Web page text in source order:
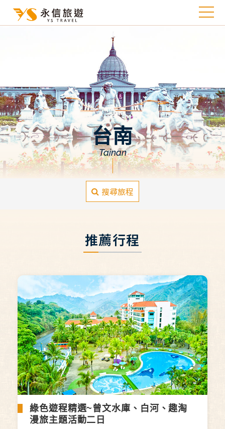
台南
Tainan
搜尋旅程
推薦行程
綠色遊程精選~曾文水庫、白河、趣淘
漫旅主題活動二日